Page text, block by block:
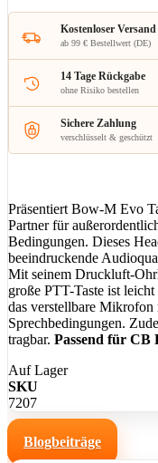
Kostenloser Versand
ab 99 € Bestellwert (DE)
14 Tage Rückgabe
ohne Risiko bestellen
Sichere Zahlung
verschlüsselt & geschützt
Präsentiert Bow-M Evo
Partner für
Bedingungen. Dieses
beeindruckende
Mit seinem Druckluft-
große PTT-Taste ist
das verstellbare
Sprechbedingungen.
tragbar. Passend für CB
Auf Lager
SKU
7207
Blogbeiträge